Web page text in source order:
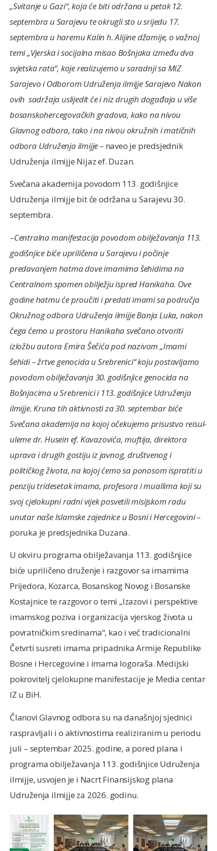
„Svitanje u Gazi“, koja će biti održana u petak 12.
septembra u Sarajevu te okrugli sto u srijedu 17.
septembra u haremu Kalin h. Alijine džamije, o važnoj
temi „Vjerska i socijalna misao Bošnjaka između dva
svjetska rata“, koje realizujemo u saradnji sa MIZ
Sarajevo i Odborom Udruženja ilmijje Sarajevo Nakon
ovih sadržaja uslijedit će i niz drugih događaja u više
bosanskohercegovačkih gradova, kako na nivou
Glavnog odbora, tako i na nivou okružnih i matičnih
odbora Udruženja ilmijje –naveo je predsjednik
Udruženja ilmijje Nijaz ef. Duzan.
Svečana akademija povodom 113. godišnjice
Udruženja ilmijje bit će održana u Sarajevu 30.
septembra.
–Centralna manifestacija povodom obilježavanja 113.
godišnjice biće upriličena u Sarajevu i počinje
predavanjem hatma dove imamima šehidima na
Centralnom spomen obilježju ispred Hanikaha. Ove
godine hatmu će proučiti i predati imami sa područja
Okružnog odbora Udruženja ilmijje Banja Luka, nakon
čega ćemo u prostoru Hanikaha svečano otvoriti
izložbu autora Emira Šečića pod nazivom „Imami
šehidi – žrtve genocida u Srebrenici“ koju postavljamo
povodom obilježavanja 30. godišnjice genocida na
Bošnjacima u Srebrenici i 113. godišnjice Udruženja
ilmijje. Kruna tih aktivnosti za 30. septembar biće
Svečana akademija na kojoj očekujemo prisustvo reisul-
uleme dr. Husein ef. Kavazovića, muftija, direktora
uprava i drugih gostiju iz javnog, društvenog i
političkog života, na kojoj ćemo sa ponosom ispratiti u
penziju tridesetak imama, profesora i muallima koji su
svoj cjelokupni radni vijek posvetili misijskom radu
unutar naše Islamske zajednice u Bosni i Hercegovini –
poruka je predsjednika Duzana.
U okviru programa obilježavanja 113. godišnjice
biće upriličeno druženje i razgovor sa imamima
Prijedora, Kozarca, Bosanskog Novog i Bosanske
Kostajnice te razgovor o temi „Izazovi i perspektive
imamskog poziva i organizacija vjerskog života u
povratničkim sredinama“, kao i već tradicionalni
Četvrti susreti imama pripadnika Armije Republike
Bosne i Hercegovine i imama logoraša. Medijski
pokrovitelj cjelokupne manifestacije je Media centar
IZ u BiH.
Članovi Glavnog odbora su na današnjoj sjednici
raspravljali i o aktivnostima realiziranim u periodu
juli – septembar 2025. godine, a pored plana i
programa obilježavanja 113. godišnjice Udruženja
ilmijje, usvojen je i Nacrt Finansijskog plana
Udruženja ilmijje za 2026. godinu.